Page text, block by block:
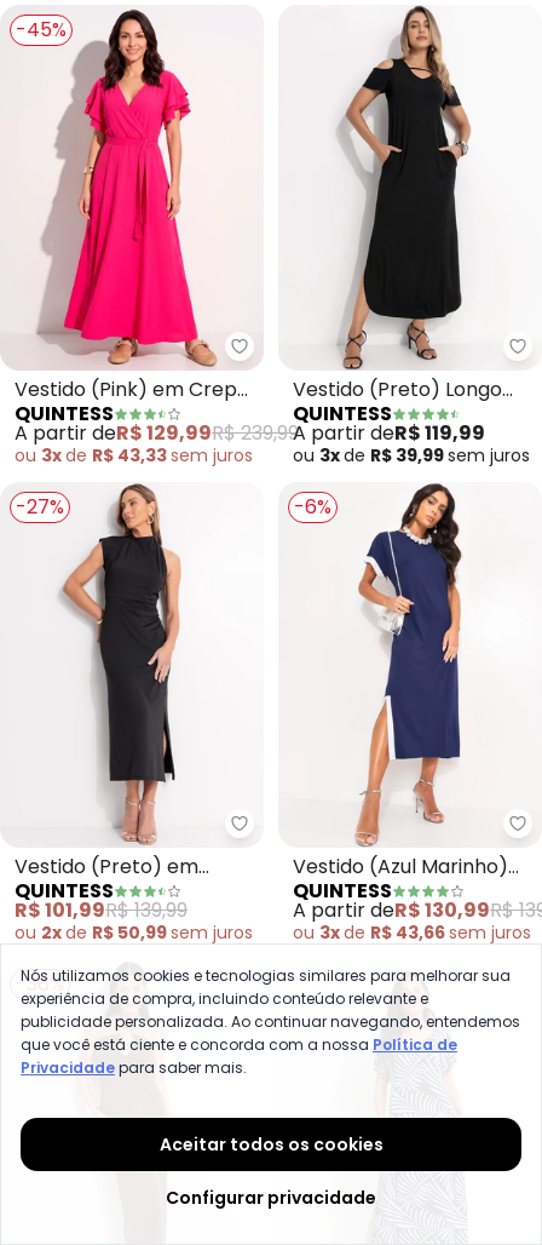
-45%
Quintess - Vestido (Pink) em
Vestido (Pink) em Crepe
Plano
QUINTESS
A partir deR$ 129,99R$ 239,99
ou 3xde R$ 43,33sem juros
Vestido (Preto) Longo
com Fendas e Ombro
Vazado
QUINTESS
A partir deR$ 119,99
ou 3xde R$ 39,99sem juros
-27%
Quintess - Vestido (Preto) em
Vestido (Preto) em
Malha Fria
QUINTESS
R$ 101,99R$ 139,99
ou 2xde R$ 50,99sem juros
-6%
Vestido (Azul Marinho)
em Malha de Viscose
QUINTESS
A partir deR$ 130,99R$
ou 3xde R$ 43,66sem juros
-36%
Nós utilizamos cookies e tecnologias similares para melhorar sua
experiência de compra, incluindo conteúdo relevante e
publicidade personalizada. Ao continuar navegando, entendemos
que você está ciente e concorda com a nossa Política de
Privacidadepara saber mais.
Aceitar todos os cookies
Configurar privacidade